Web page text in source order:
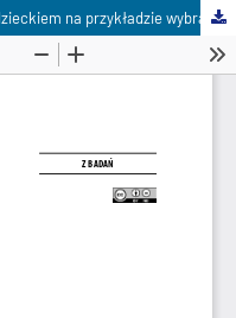
Relacja między ojcem/opiekunem a dzieckiem na przykładzie wybranych filmów animowanych dla dzieci